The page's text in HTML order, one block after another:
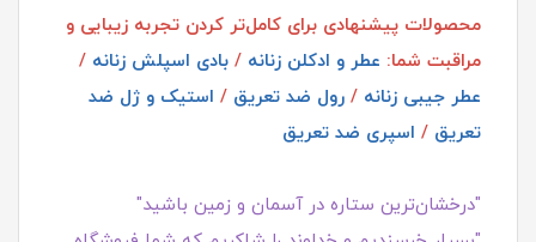
محصولات پیشنهادی برای کامل‌تر کردن تجربه زیبایی و
مراقبت شما: عطر و ادکلن زنانه / بادی اسپلش زنانه /
عطر جیبی زنانه / رول ضد تعریق / استیک و ژل ضد
تعریق / اسپری ضد تعریق
"درخشان‌ترین ستاره در آسمان و زمین باشید"